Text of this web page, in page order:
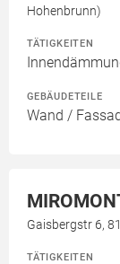
Hohenbrunn)
TÄTIGKEITEN
GEBÄUDETEILE
Wand /
Gaisbergstr 6,
TÄTIGKEITEN